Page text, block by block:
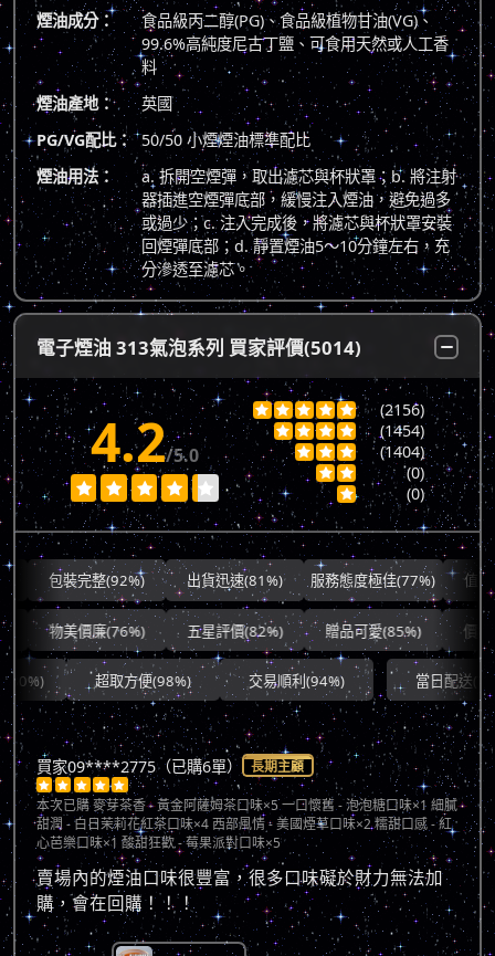
煙油成分：
食品級丙二醇(PG)、食品級植物甘油(VG)、
99.6%高純度尼古丁鹽、可食用天然或人工香
料
煙油產地：
英國
PG/VG配比： 50/50 小煙煙油標準配比
煙油用法：
a. 拆開空煙彈，取出濾芯與杯狀罩；b. 將注射
器插進空煙彈底部，緩慢注入煙油，避免過多
或過少；c. 注入完成後，將濾芯與杯狀罩安裝
回煙彈底部；d. 靜置煙油5～10分鐘左右，充
分滲透至濾芯。
電子煙油 313氣泡系列 買家評價(5014)
4.2/5.0
    
     (2156)
    (1454)
   (1404)
  (0)
 (0)
包裝完整(92%) 出貨迅速(81%) 服務態度極佳(77%) 值得信賴
物美價廉(76%) 五星評價(82%) 贈品可愛(85%) 價格平
超取方便(98%) 交易順利(94%) 當日配送(74%)
買家09****2775（已購6單） 長期主顧
    
本次已購麥芽茶香 - 黃金阿薩姆茶口味×5 一口懷舊 - 泡泡糖口味×1 細膩
甜潤 - 白日茉莉花紅茶口味×4 西部風情 - 美國煙草口味×2 糯甜口感 - 紅
心芭樂口味×1 酸甜狂歡 - 莓果派對口味×5
賣場內的煙油口味很豐富，很多口味礙於財力無法加
購，會在回購！！！